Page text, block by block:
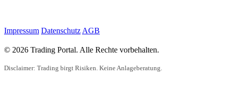
Impressum Datenschutz AGB
© 2026 Trading Portal. Alle Rechte vorbehalten.
Disclaimer: Trading birgt Risiken. Keine Anlageberatung.